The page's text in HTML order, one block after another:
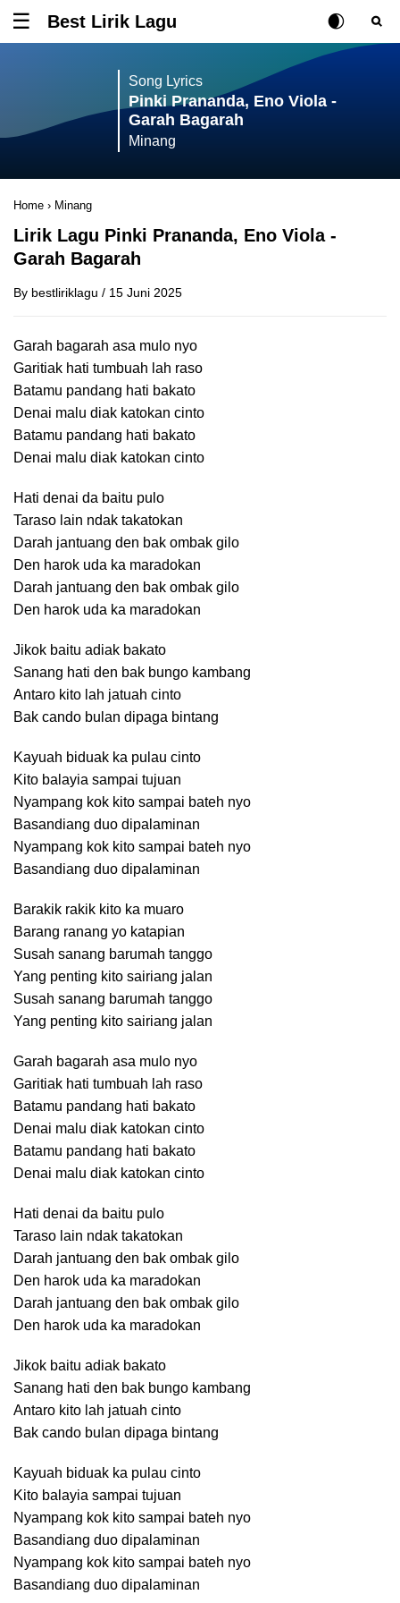
Tombol untuk membuka atau menutup menu
Best Lirik Lagu Rubah Posisi
Tombol
Song Lyrics
Pinki Prananda, Eno Viola -
Garah Bagarah
Minang
Home › Minang
Lirik Lagu Pinki Prananda, Eno Viola -
Garah Bagarah
By bestliriklagu / 15 Juni 2025
Garah bagarah asa mulo nyo
Garitiak hati tumbuah lah raso
Batamu pandang hati bakato
Denai malu diak katokan cinto
Batamu pandang hati bakato
Denai malu diak katokan cinto
Hati denai da baitu pulo
Taraso lain ndak takatokan
Darah jantuang den bak ombak gilo
Den harok uda ka maradokan
Darah jantuang den bak ombak gilo
Den harok uda ka maradokan
Jikok baitu adiak bakato
Sanang hati den bak bungo kambang
Antaro kito lah jatuah cinto
Bak cando bulan dipaga bintang
Kayuah biduak ka pulau cinto
Kito balayia sampai tujuan
Nyampang kok kito sampai bateh nyo
Basandiang duo dipalaminan
Nyampang kok kito sampai bateh nyo
Basandiang duo dipalaminan
Barakik rakik kito ka muaro
Barang ranang yo katapian
Susah sanang barumah tanggo
Yang penting kito sairiang jalan
Susah sanang barumah tanggo
Yang penting kito sairiang jalan
Garah bagarah asa mulo nyo
Garitiak hati tumbuah lah raso
Batamu pandang hati bakato
Denai malu diak katokan cinto
Batamu pandang hati bakato
Denai malu diak katokan cinto
Hati denai da baitu pulo
Taraso lain ndak takatokan
Darah jantuang den bak ombak gilo
Den harok uda ka maradokan
Darah jantuang den bak ombak gilo
Den harok uda ka maradokan
Jikok baitu adiak bakato
Sanang hati den bak bungo kambang
Antaro kito lah jatuah cinto
Bak cando bulan dipaga bintang
Kayuah biduak ka pulau cinto
Kito balayia sampai tujuan
Nyampang kok kito sampai bateh nyo
Basandiang duo dipalaminan
Nyampang kok kito sampai bateh nyo
Basandiang duo dipalaminan